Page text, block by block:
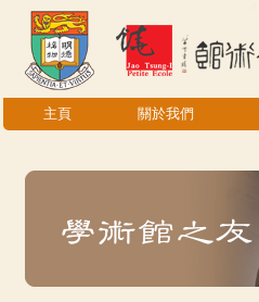
主頁 關於我們